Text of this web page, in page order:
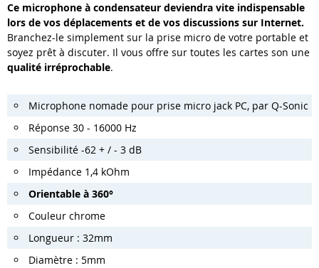
Ce microphone à condensateur deviendra vite indispensable
lors de vos déplacements et de vos discussions sur Internet.
Branchez-le simplement sur la prise micro de votre portable et
soyez prêt à discuter. Il vous offre sur toutes les cartes son une
qualité irréprochable.
Microphone nomade pour prise micro jack PC, par Q-Sonic
Réponse 30 - 16000 Hz
Sensibilité -62 + / - 3 dB
Impédance 1,4 kOhm
Orientable à 360°
Couleur chrome
Longueur : 32mm
Diamètre : 5mm